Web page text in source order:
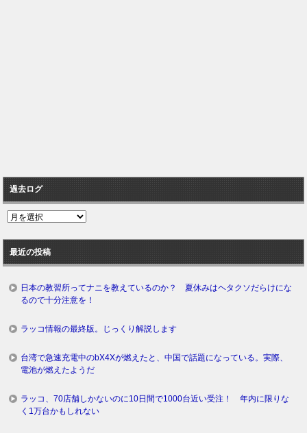
過去ログ
過
ロ
グ
最近の投稿
日本の教習所ってナニを教えているのか？ 夏休みはヘタクソだらけにな
るので十分注意を！
ラッコ情報の最終版。じっくり解説します
台湾で急速充電中のbX4Xが燃えたと、中国で話題になっている。実際、
電池が燃えたようだ
ラッコ、70店舗しかないのに10日間で1000台近い受注！ 年内に限りな
く1万台かもしれない